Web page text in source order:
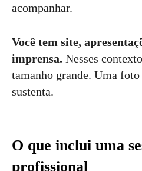
acompanhar.
Você tem site,
imprensa. Nesses
tamanho grande. Uma
sustenta.
O que inclui uma
profissional